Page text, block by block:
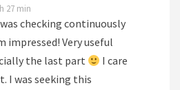
27 min
checking continuously
impressed! Very useful
the last part
I care
I was seeking this